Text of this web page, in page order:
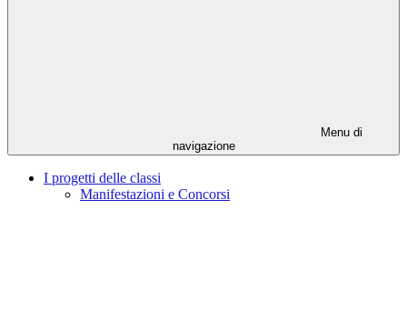
Menu di
navigazione
I progetti delle classi
Manifestazioni e Concorsi